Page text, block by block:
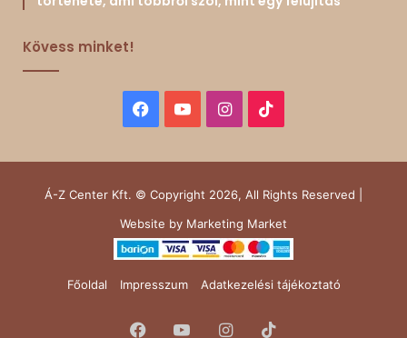
Kövess minket!
Facebook
YouTubeInstagram
Á-Z Center Kft. © Copyright 2026, All Rights Reserved |
Website by Marketing Market
Főoldal Impresszum Adatkezelési tájékoztató
Facebook
YouTubeInstagram